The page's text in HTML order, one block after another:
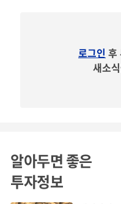
본 특수목적법인은, 투자
로그인 후
새소
알아두면 좋은
투자정보